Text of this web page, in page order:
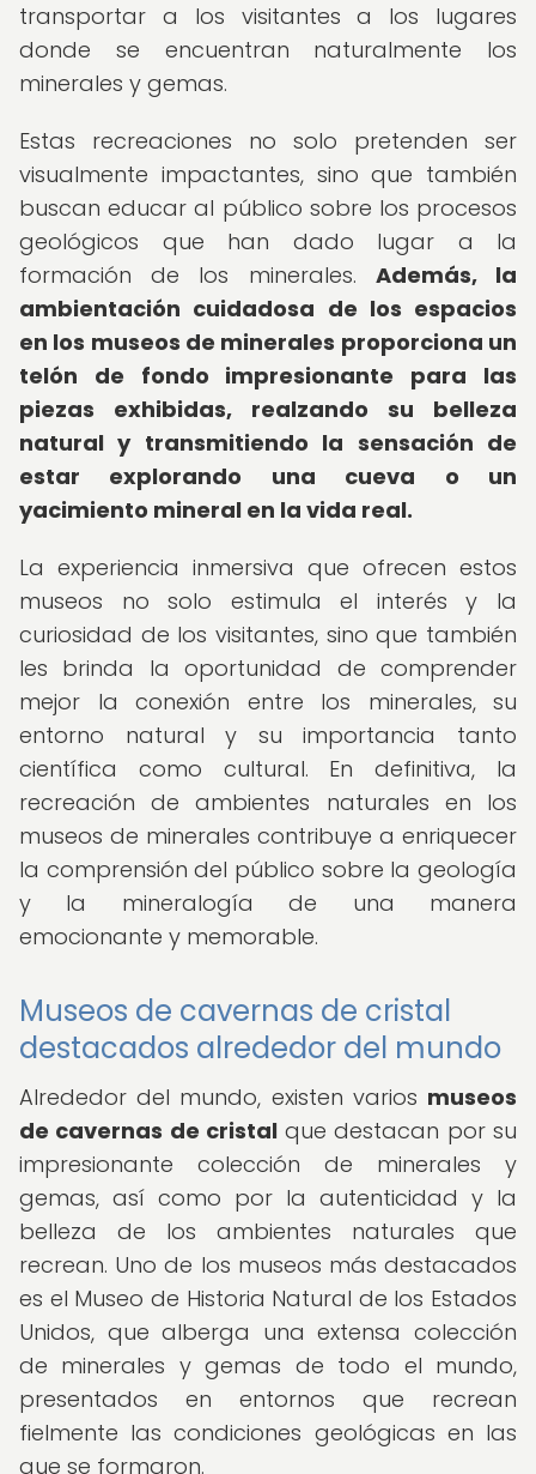
transportar a los visitantes a los lugares
donde se encuentran naturalmente los
minerales y gemas.
Estas recreaciones no solo pretenden ser
visualmente impactantes, sino que también
buscan educar al público sobre los procesos
geológicos que han dado lugar a la
formación de los minerales. Además, la
ambientación cuidadosa de los espacios
en los museos de minerales proporciona un
telón de fondo impresionante para las
piezas exhibidas, realzando su belleza
natural y transmitiendo la sensación de
estar explorando una cueva o un
yacimiento mineral en la vida real.
La experiencia inmersiva que ofrecen estos
museos no solo estimula el interés y la
curiosidad de los visitantes, sino que también
les brinda la oportunidad de comprender
mejor la conexión entre los minerales, su
entorno natural y su importancia tanto
científica como cultural. En definitiva, la
recreación de ambientes naturales en los
museos de minerales contribuye a enriquecer
la comprensión del público sobre la geología
y la mineralogía de una manera
emocionante y memorable.
Museos de cavernas de cristal
destacados alrededor del mundo
Alrededor del mundo, existen varios museos
de cavernas de cristalque destacan por su
impresionante colección de minerales y
gemas, así como por la autenticidad y la
belleza de los ambientes naturales que
recrean. Uno de los museos más destacados
es el Museo de Historia Natural de los Estados
Unidos, que alberga una extensa colección
de minerales y gemas de todo el mundo,
presentados en entornos que recrean
fielmente las condiciones geológicas en las
que se formaron.